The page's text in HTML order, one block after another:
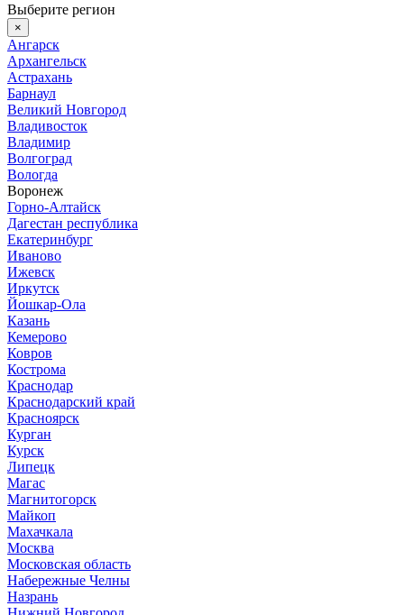
Выберите регион
×
Ангарск
Архангельск
Астрахань
Барнаул
Великий Новгород
Владивосток
Владимир
Волгоград
Вологда
Воронеж
Горно-Алтайск
Дагестан республика
Екатеринбург
Иваново
Ижевск
Иркутск
Йошкар-Ола
Казань
Кемерово
Ковров
Кострома
Краснодар
Краснодарский край
Красноярск
Курган
Курск
Липецк
Магас
Магнитогорск
Майкоп
Махачкала
Москва
Московская область
Набережные Челны
Назрань